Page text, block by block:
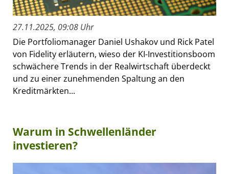
27.11.2025, 09:08 Uhr
Die Portfoliomanager Daniel Ushakov und Rick Patel
von Fidelity erläutern, wieso der KI-Investitionsboom
schwächere Trends in der Realwirtschaft überdeckt
und zu einer zunehmenden Spaltung an den
Kreditmärkten...
Warum in Schwellenländer
investieren?